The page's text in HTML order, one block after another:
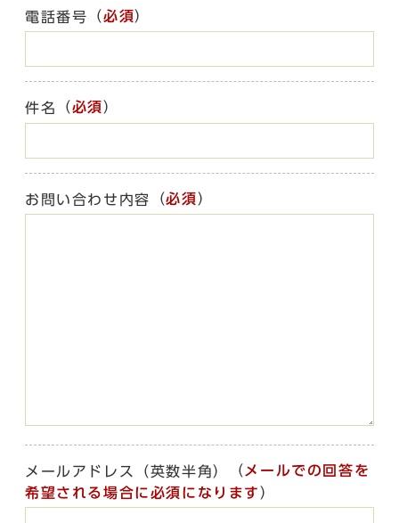
電話番号 （必須）
件名 （必須）
お問い合わせ内容 （必須）
メールアドレス（英数半角） （ メールでの回答を
希望される場合に必須になります ）